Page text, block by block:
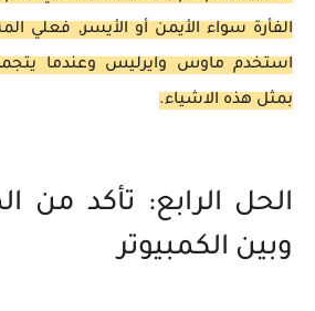
الفأرة سواء الأيمن أو الأيسر,
استخدم ماوس وايرليس وعندما
بمثل هذه الاشياء.
الحل الرابع: تأكد من
وبين الكمبيوتر